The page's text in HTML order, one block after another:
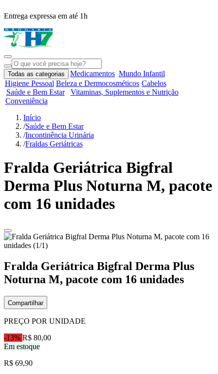
Entrega expressa em até 1h
Todas as categorias Medicamentos Mundo Infantil
Higiene Pessoal Beleza e Dermocosméticos Cabelos
Saúde e Bem Estar
Vitaminas, Suplementos e Nutrição
Conveniência
Início
/Saúde e Bem Estar
/Incontinência Urinária
/Fraldas Geriátricas
Fralda Geriátrica Bigfral
Derma Plus Noturna M, pacote
com 16 unidades
Fralda Geriátrica Bigfral Derma Plus
Noturna M, pacote com 16 unidades
Compartilhar
PREÇO POR UNIDADE
-13% R$ 80,00
Em estoque
R$ 69,90